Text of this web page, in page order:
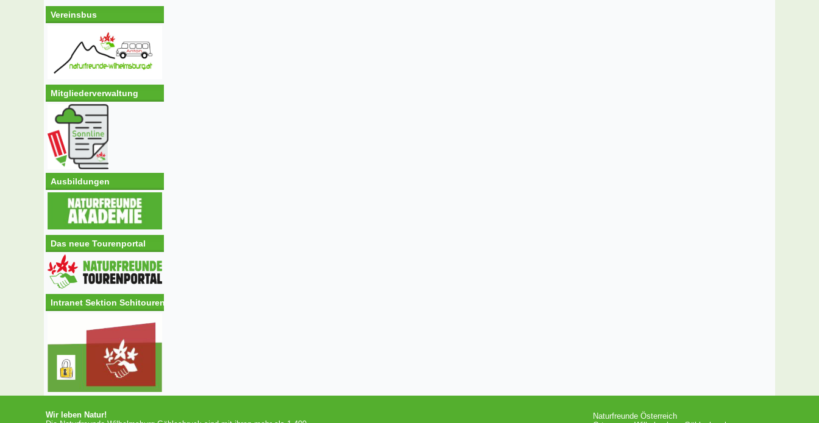
Vereinsbus
Mitgliederverwaltung
Ausbildungen
Das neue Tourenportal
Intranet Sektion Schitouren
Wir leben Natur!
Naturfreunde Österreich